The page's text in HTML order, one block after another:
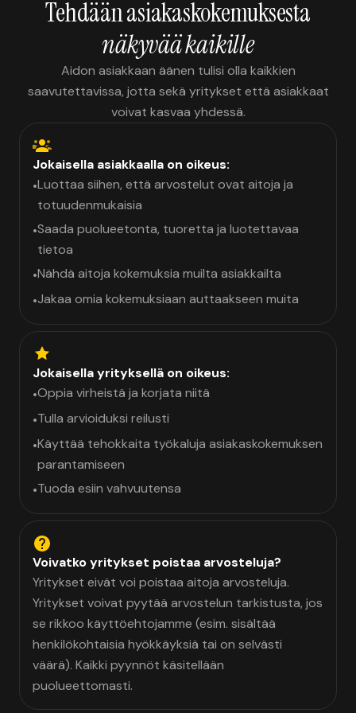
Tehdään asiakaskokemuksesta
näkyvää kaikille
Aidon asiakkaan äänen tulisi olla kaikkien
saavutettavissa, jotta sekä yritykset että asiakkaat
voivat kasvaa yhdessä.
Jokaisella asiakkaalla on oikeus:
•Luottaa siihen, että arvostelut ovat aitoja ja
totuudenmukaisia
•Saada puolueetonta, tuoretta ja luotettavaa
tietoa
•Nähdä aitoja kokemuksia muilta asiakkailta
•Jakaa omia kokemuksiaan auttaakseen muita
Jokaisella yrityksellä on oikeus:
•Oppia virheistä ja korjata niitä
•Tulla arvioiduksi reilusti
•Käyttää tehokkaita työkaluja asiakaskokemuksen
parantamiseen
•Tuoda esiin vahvuutensa
Voivatko yritykset poistaa arvosteluja?
Yritykset eivät voi poistaa aitoja arvosteluja.
Yritykset voivat pyytää arvostelun tarkistusta, jos
se rikkoo käyttöehtojamme (esim. sisältää
henkilökohtaisia hyökkäyksiä tai on selvästi
väärä). Kaikki pyynnöt käsitellään
puolueettomasti.